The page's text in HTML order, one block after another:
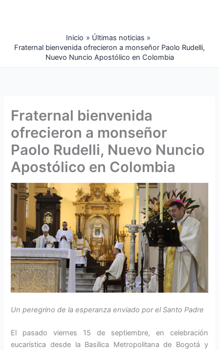
Inicio
Últimas noticias
Fraternal bienvenida ofrecieron a monseñor Paolo Rudelli,
Nuevo Nuncio Apostólico en Colombia
Fraternal bienvenida
ofrecieron a monseñor
Paolo Rudelli, Nuevo Nuncio
Apostólico en Colombia
Un peregrino de la esperanza enviado por el Santo Padre
El pasado viernes 15 de sep­tiembre, en celebración
eucarística desde la Basí­lica Metropolitana de Bogotá y